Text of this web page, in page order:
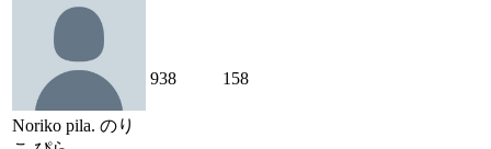
Noriko pila. のり
938 158